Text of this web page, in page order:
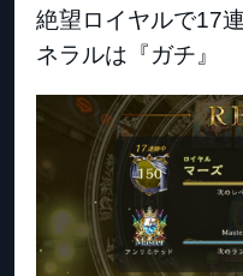
絶望ロイヤルで17
ネラルは『ガチ』